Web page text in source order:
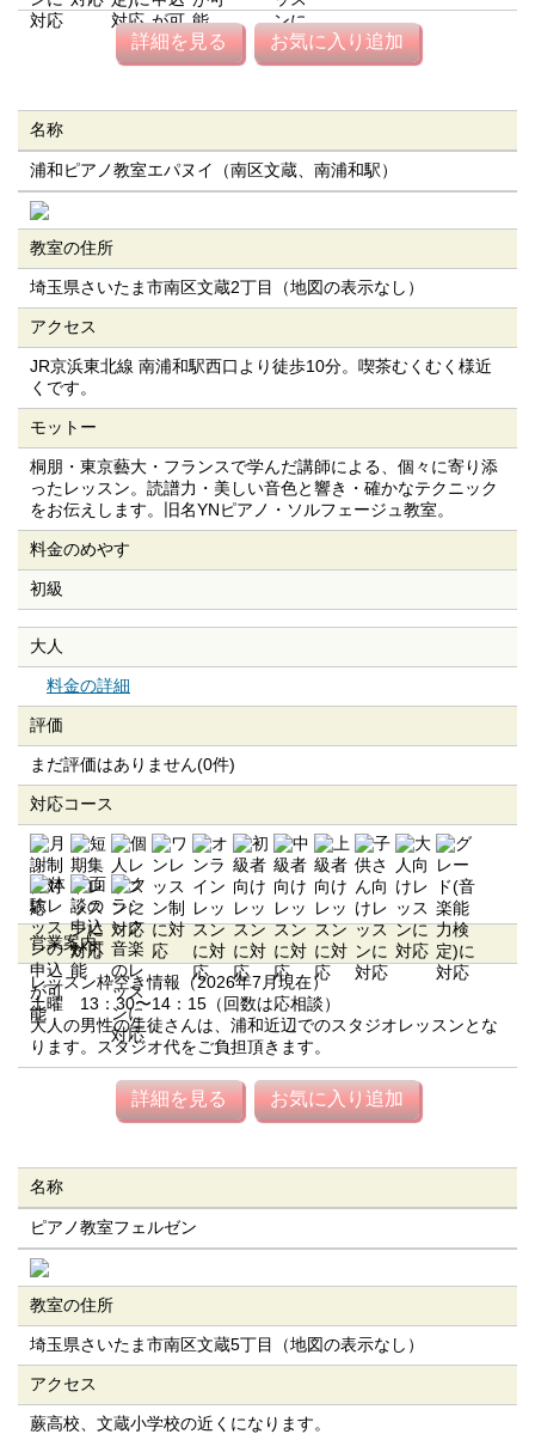
詳細を見る お気に入り追加
名称
浦和ピアノ教室エパヌイ（南区文蔵、南浦和駅）
教室の住所
埼玉県さいたま市南区文蔵2丁目（地図の表示なし）
アクセス
JR京浜東北線 南浦和駅西口より徒歩10分。喫茶むくむく様近
くです。
モットー
桐朋・東京藝大・フランスで学んだ講師による、個々に寄り添
ったレッスン。読譜力・美しい音色と響き・確かなテクニック
をお伝えします。旧名YNピアノ・ソルフェージュ教室。
料金のめやす
初級
大人
料金の詳細
評価
まだ評価はありません(0件)
対応コース
営業案内
レッスン枠空き情報（2026年7月現在）
土曜 13：30〜14：15（回数は応相談）
大人の男性の生徒さんは、浦和近辺でのスタジオレッスンとな
ります。スタジオ代をご負担頂きます。
詳細を見る お気に入り追加
名称
ピアノ教室フェルゼン
教室の住所
埼玉県さいたま市南区文蔵5丁目（地図の表示なし）
アクセス
蕨高校、文蔵小学校の近くになります。